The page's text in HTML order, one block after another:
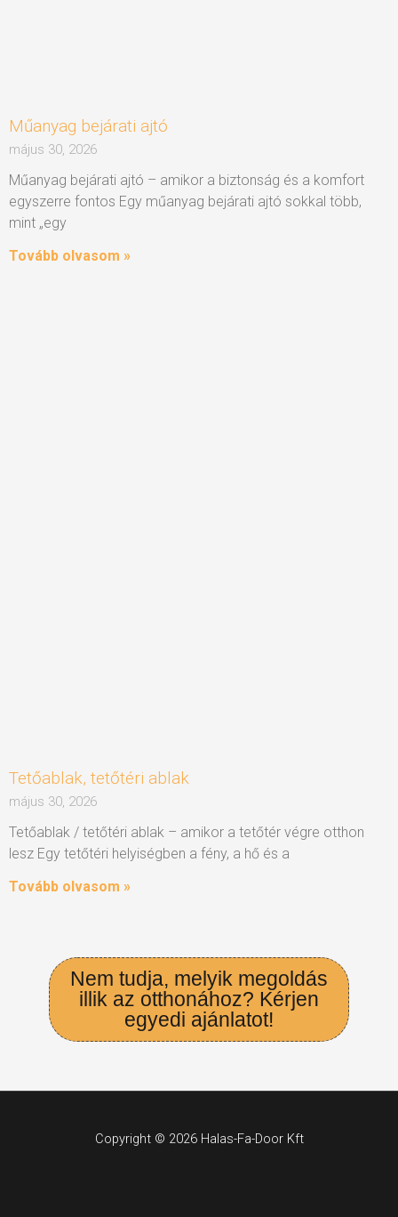
Műanyag bejárati ajtó
május 30, 2026
Műanyag bejárati ajtó – amikor a biztonság és a komfort
egyszerre fontos Egy műanyag bejárati ajtó sokkal több,
mint „egy
Tovább olvasom »
Tetőablak, tetőtéri ablak
május 30, 2026
Tetőablak / tetőtéri ablak – amikor a tetőtér végre otthon
lesz Egy tetőtéri helyiségben a fény, a hő és a
Tovább olvasom »
Nem tudja, melyik megoldás
illik az otthonához? Kérjen
egyedi ajánlatot!
Copyright © 2026 Halas-Fa-Door Kft